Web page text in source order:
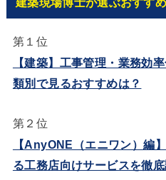
第１位
【建築】工事管理・業務効
類別で見るおすすめは？
第２位
【AnyONE（エニワン）編
る工務店向けサービスを徹底